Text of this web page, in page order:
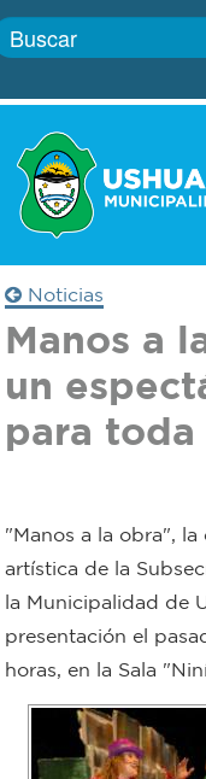
Boletín
Defensa
civil
Rentas
Municipal
Mi
Gobierno
Trámites
Transparencia
Correo
Personal
municipal
Noticias
Manos a
un
para
"Manos a la obra",
artística de la
la Municipalidad de
presentación el
horas, en la Sala